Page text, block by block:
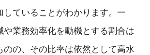
していることがわかります。一
や業務効率化を動機とする割合は
のの、その比率は依然として高水